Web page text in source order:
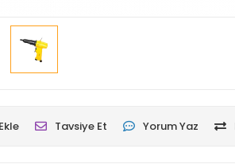
Tavsiye Et Yorum Yaz